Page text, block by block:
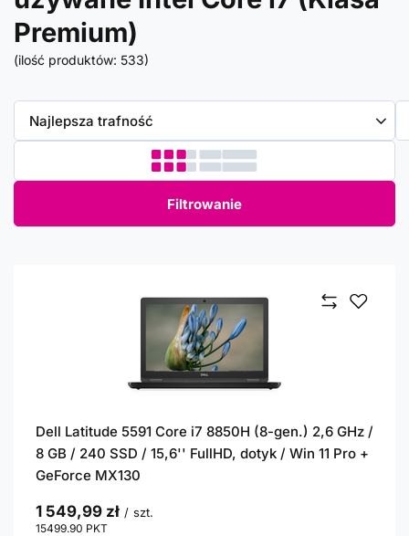
Premium)
(ilość produktów: 533)
Zmień sortowanie
Najlepsza trafność
Filtrowanie
Dell Latitude 5591 Core i7 8850H (8-gen.) 2,6 GHz /
8 GB / 240 SSD / 15,6'' FullHD, dotyk / Win 11 Pro +
GeForce MX130
1 549,99 zł / szt.
15499.90 PKT